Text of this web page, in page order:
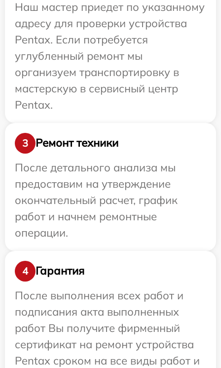
Наш мастер приедет по указанному
адресу для проверки устройства
Pentax. Если потребуется
углубленный ремонт мы
организуем транспортировку в
мастерскую в сервисный центр
Pentax.
3
Ремонт техники
После детального анализа мы
предоставим на утверждение
окончательный расчет, график
работ и начнем ремонтные
операции.
4
Гарантия
После выполнения всех работ и
подписания акта выполненных
работ Вы получите фирменный
сертификат на ремонт устройства
Pentax сроком на все виды работ и